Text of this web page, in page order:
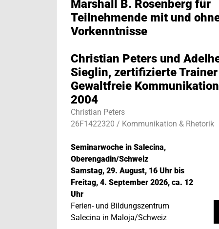
Marshall B. Rosenberg für
Teilnehmende mit und
Vorkenntnisse
Christian Peters und
Sieglin, zertifizierte
Gewaltfreie
2004
Christian Peters
26F1422320 / Kommunikation & Rhetorik
Seminarwoche in Salecina,
Oberengadin/Schweiz
Samstag, 29. August, 16 Uhr bis
Freitag, 4. September 2026, ca. 12
Uhr
Ferien- und Bildungszentrum
Salecina in Maloja/Schweiz